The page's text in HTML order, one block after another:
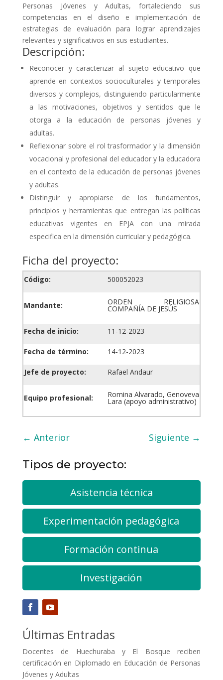
Personas Jóvenes y Adultas, fortaleciendo sus
competencias en el diseño e implementación de
estrategias de evaluación para lograr aprendizajes
relevantes y significativos en sus estudiantes.
Descripción:
Reconocer y caracterizar al sujeto educativo que
aprende en contextos socioculturales y temporales
diversos y complejos, distinguiendo particularmente
a las motivaciones, objetivos y sentidos que le
otorga a la educación de personas jóvenes y
adultas.
Reflexionar sobre el rol trasformador y la dimensión
vocacional y profesional del educador y la educadora
en el contexto de la educación de personas jóvenes
y adultas.
Distinguir y apropiarse de los fundamentos,
principios y herramientas que entregan las políticas
educativas vigentes en EPJA con una mirada
especifica en la dimensión curricular y pedagógica.
Ficha del proyecto:
Código: 500052023
Mandante: ORDEN RELIGIOSA
COMPAÑÍA DE JESÚS
Fecha de inicio: 11-12-2023
Fecha de término: 14-12-2023
Jefe de proyecto: Rafael Andaur
Equipo profesional: Romina Alvarado, Genoveva
Lara (apoyo administrativo)
← Anterior Siguiente →
Tipos de proyecto:
Asistencia técnica
Experimentación pedagógica
Formación continua
Investigación
Últimas Entradas
Docentes de Huechuraba y El Bosque reciben
certificación en Diplomado en Educación de Personas
Jóvenes y Adultas